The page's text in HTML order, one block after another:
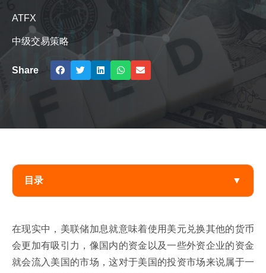
ATFX
中级交易策略
Share
目录 ▼
在现实中，美联储加息就意味着使用美元兑换其他的货币
会更加有吸引力，像国内的资金以及一些外资企业的资金
就会流入美国的市场，这对于美国的投资市场来说属于一